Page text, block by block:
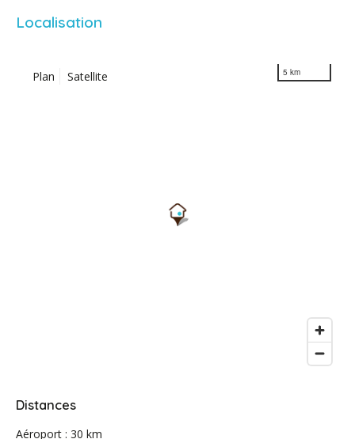
Localisation
Plan Satellite 5 km
Distances
Aéroport : 30 km